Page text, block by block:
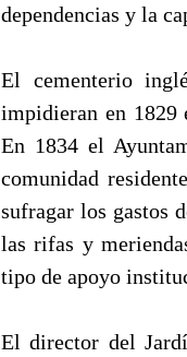
dependencias y la
El cementerio
impidieran en 1829
En 1834 el
comunidad
sufragar los gastos
las rifas y
tipo de apoyo
El director del